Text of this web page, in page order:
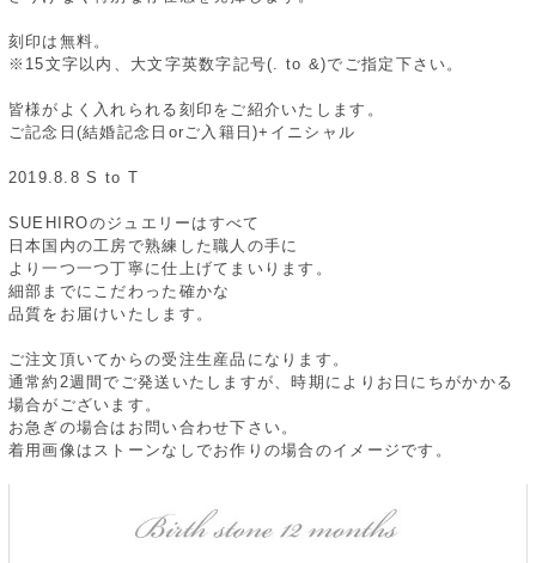
刻印は無料。
※15文字以内、大文字英数字記号(. to &)でご指定下さい。
皆様がよく入れられる刻印をご紹介いたします。
ご記念日(結婚記念日orご入籍日)+イニシャル
2019.8.8 S to T
SUEHIROのジュエリーはすべて
日本国内の工房で熟練した職人の手に
より一つ一つ丁寧に仕上げてまいります。
細部までにこだわった確かな
品質をお届けいたします。
ご注文頂いてからの受注生産品になります。
通常約2週間でご発送いたしますが、時期によりお日にちがかかる
場合がございます。
お急ぎの場合はお問い合わせ下さい。
着用画像はストーンなしでお作りの場合のイメージです。